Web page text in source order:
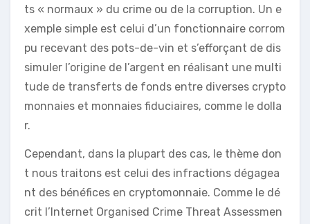
ts « normaux » du crime ou de la corruption. Un e
xemple simple est celui d’un fonctionnaire corrom
pu recevant des pots-de-vin et s’efforçant de dis
simuler l’origine de l’argent en réalisant une multi
tude de transferts de fonds entre diverses crypto
monnaies et monnaies fiduciaires, comme le dolla
r.
Cependant, dans la plupart des cas, le thème don
t nous traitons est celui des infractions dégagea
nt des bénéfices en cryptomonnaie. Comme le dé
crit l’Internet Organised Crime Threat Assessmen